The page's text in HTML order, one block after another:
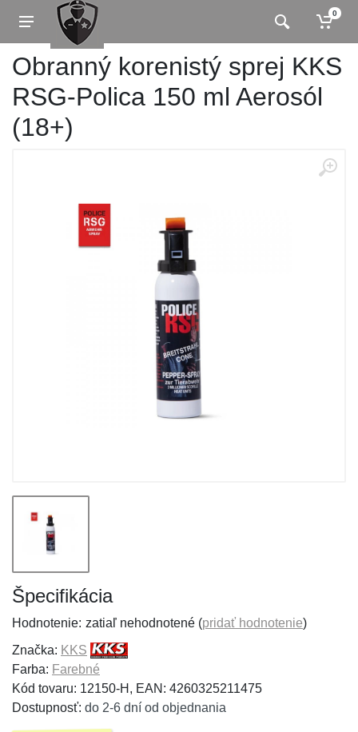
0
Obranný korenistý sprej KKS
RSG-Polica 150 ml Aerosól
(18+)
Špecifikácia
Hodnotenie: zatiaľ nehodnotené (pridať hodnotenie)
Značka: KKS
Farba: Farebné
Kód tovaru: 12150-H, EAN: 4260325211475
Dostupnosť: do 2-6 dní od objednania